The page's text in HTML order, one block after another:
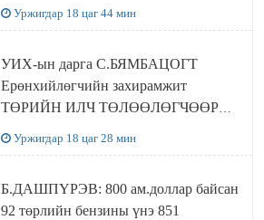
Уржигдар 18 цаг 44 мин
УИХ-ын дарга С.БЯМБАЦОГТ
Ерөнхийлөгчийн захирамжит
ТӨРИЙН ИЛЧ ТӨЛӨӨЛӨГЧӨӨР
Уржигдар 18 цаг 28 мин
Б.ДАШПҮРЭВ: 800 ам.доллар байсан
92 төрлийн бензины үнэ 851